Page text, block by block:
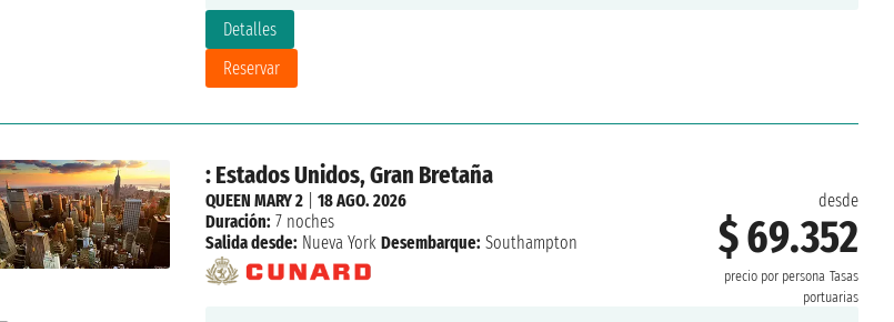
Detalles
Reservar
: Estados Unidos, Gran Bretaña
desde
$ 69.352
precio por persona Tasas
portuarias
QUEEN MARY 2| 18 AGO. 2026
Duración: 7 noches
Salida desde: Nueva York Desembarque: Southampton